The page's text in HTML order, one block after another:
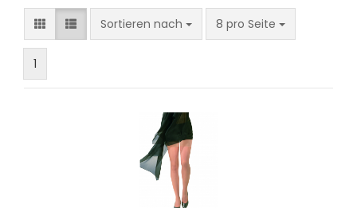
Sortieren nach 8 pro Seite
1